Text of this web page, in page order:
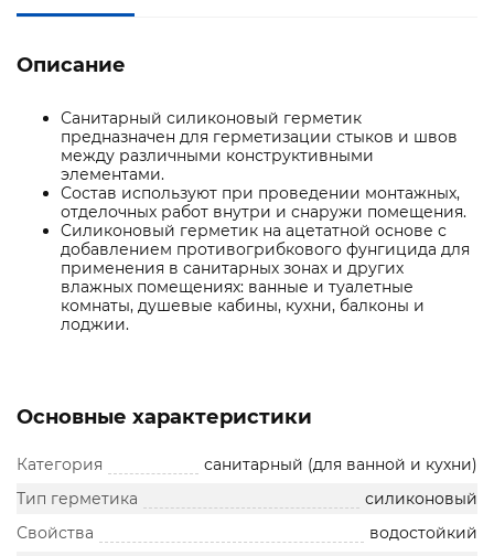
Описание
Санитарный силиконовый герметик
предназначен для герметизации стыков и швов
между различными конструктивными
элементами.
Состав используют при проведении монтажных,
отделочных работ внутри и снаружи помещения.
Cиликоновый герметик на ацетатной основе с
добавлением противогрибкового фунгицида для
применения в санитарных зонах и других
влажных помещениях: ванные и туалетные
комнаты, душевые кабины, кухни, балконы и
лоджии.
Основные характеристики
Категория
санитарный (для ванной и кухни)
Тип герметика
силиконовый
Свойства
водостойкий